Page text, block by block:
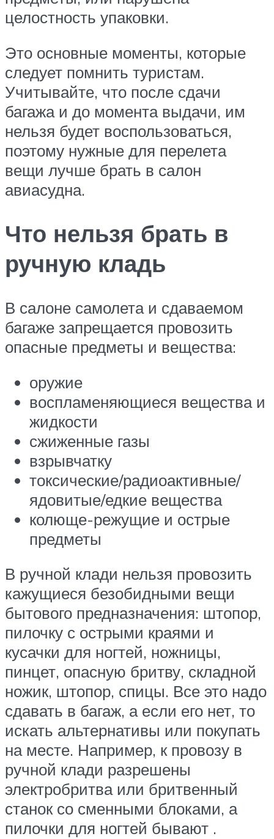
целостность упаковки.
Это основные моменты, которые
следует помнить туристам.
Учитывайте, что после сдачи
багажа и до момента выдачи, им
нельзя будет воспользоваться,
поэтому нужные для перелета
вещи лучше брать в салон
авиасудна.
Что нельзя брать в
ручную кладь
В салоне самолета и сдаваемом
багаже запрещается провозить
опасные предметы и вещества:
оружие
воспламеняющиеся вещества и
жидкости
сжиженные газы
взрывчатку
токсические/радиоактивные/
ядовитые/едкие вещества
колюще-режущие и острые
предметы
В ручной клади нельзя провозить
кажущиеся безобидными вещи
бытового предназначения: штопор,
пилочку с острыми краями и
кусачки для ногтей, ножницы,
пинцет, опасную бритву, складной
ножик, штопор, спицы. Все это надо
сдавать в багаж, а если его нет, то
искать альтернативы или покупать
на месте. Например, к провозу в
ручной клади разрешены
электробритва или бритвенный
станок со сменными блоками, а
пилочки для ногтей бывают .